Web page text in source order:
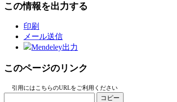
この情報を出力する
印刷
メール送信
Mendeley出力
このページのリンク
引用にはこちらのURLをご利用ください
コピー